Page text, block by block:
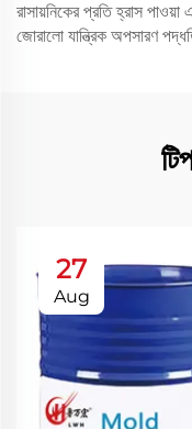
রাসায়নিকের প্রতি হ্রাস
জোরালো যান্ত্রিক অপসারণ
27
Aug